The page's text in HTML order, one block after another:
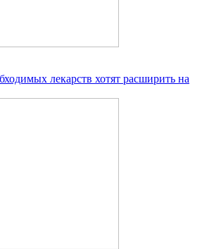
лекарств хотят расширить на